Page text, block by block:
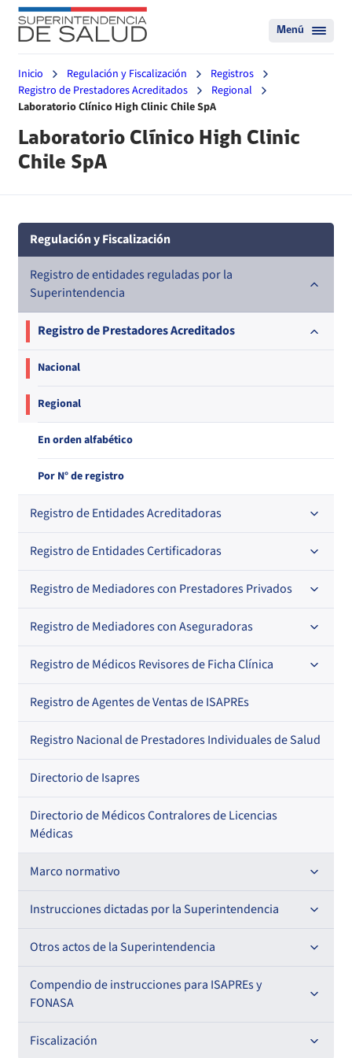
Menú
Inicio Regulación y Fiscalización
Registros
Registro de Prestadores Acreditados
Regional
Laboratorio Clínico High Clinic Chile SpA
Laboratorio Clínico High Clinic
Chile SpA
Regulación y Fiscalización
Registro de entidades reguladas por la
Superintendencia
Registro de Prestadores Acreditados
Nacional
Regional
En orden alfabético
Por N° de registro
Registro de Entidades Acreditadoras
En orden alfabético
Por N° de registro
Regional
Registro de Entidades Certificadoras
Por orden alfabético
Por N° de registro
Registro de Mediadores con Prestadores Privados
Por orden alfabético
Por N° de registro
Por profesión
Regional
Registro de Mediadores con Aseguradoras
Regional
Por orden alfabético
Por profesión
Registro de Médicos Revisores de Ficha Clínica
Regional
Por orden alfabético
Por especialidad
Registro de Agentes de Ventas de ISAPREs
Registro Nacional de Prestadores Individuales de Salud
Directorio de Isapres
Directorio de Médicos Contralores de Licencias
Médicas
Marco normativo
Leyes
Decretos con Fuerza de Ley
Decretos
Instrucciones dictadas por la Superintendencia
Para ISAPREs y FONASA
Circulares
Para Prestadores Institucionales
Otros actos de la Superintendencia
Antecedentes preparatorios de normas que afecten a
EMT Ley N° 20.416
Comisión Evaluadora de Licitaciones Públicas
Compendio de instrucciones para ISAPREs y
FONASA
Compendio Beneficios
Fiscalización